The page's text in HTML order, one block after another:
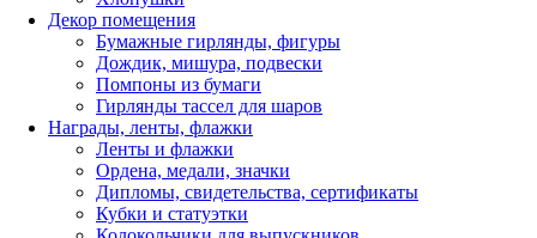
Декор помещения
Бумажные гирлянды, фигуры
Дождик, мишура, подвески
Помпоны из бумаги
Гирлянды тассел для шаров
Награды, ленты, флажки
Ленты и флажки
Ордена, медали, значки
Дипломы, свидетельства, сертификаты
Кубки и статуэтки